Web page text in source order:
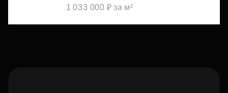
1 033 000 ₽ за м²